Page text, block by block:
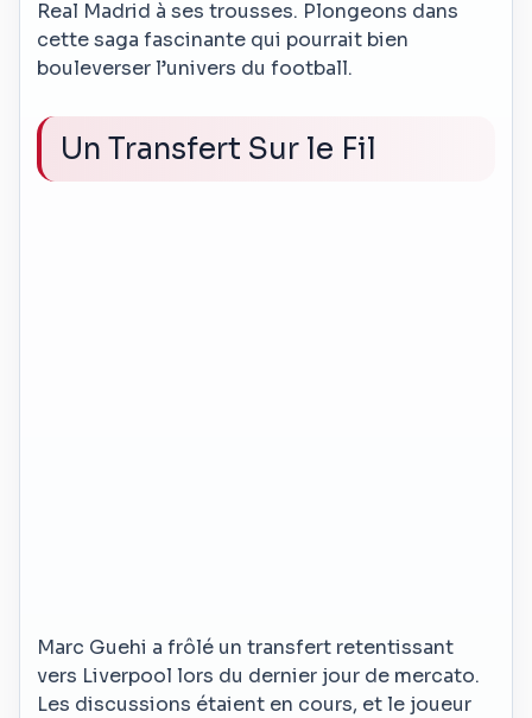
Real Madrid à ses trousses. Plongeons dans
cette saga fascinante qui pourrait bien
bouleverser l’univers du football.
Un Transfert Sur le Fil
Marc Guehi a frôlé un transfert retentissant
vers Liverpool lors du dernier jour de mercato.
Les discussions étaient en cours, et le joueur